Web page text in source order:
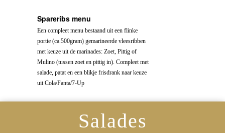
Spareribs menu
Een compleet menu bestaand uit een flinke
portie (ca.500gram) gemarineerde vleesribben
met keuze uit de marinades: Zoet, Pittig of
Mulino (tussen zoet en pittig in). Compleet met
salade, patat en een blikje frisdrank naar keuze
uit Cola/Fanta/7-Up
Salades